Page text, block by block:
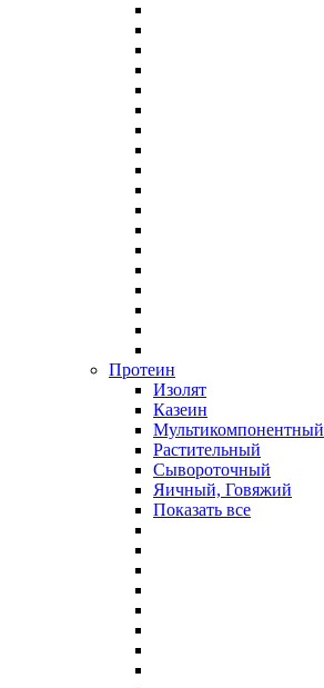
Протеин
Изолят
Казеин
Мультикомпонентный
Растительный
Сывороточный
Яичный, Говяжий
Показать все